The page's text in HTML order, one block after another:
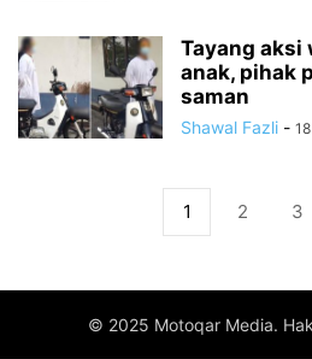
Tayang aksi
anak, pihak
saman
Shawal Fazli -
1 2 3
© 2025 Motoqar Media.